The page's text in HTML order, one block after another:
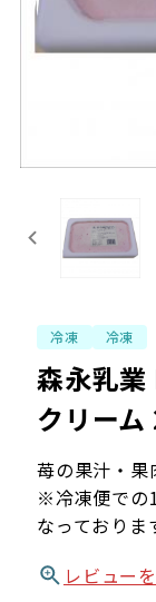
森永乳業
クリーム
苺の果汁・果
※冷凍便での
なっておりま
レビュー
冷凍 冷凍